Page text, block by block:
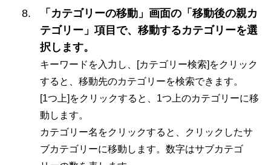
「カテゴリーの移動」画面の「移動後の親カ
テゴリー」項目で、移動するカテゴリーを選
択します。
キーワードを入力し、[カテゴリー検索]をクリック
すると、移動先のカテゴリーを検索できます。
[1つ上]をクリックすると、1つ上のカテゴリーに移
動します。
カテゴリー名をクリックすると、クリックしたサ
ブカテゴリーに移動します。数字はサブカテゴ